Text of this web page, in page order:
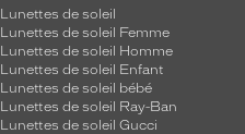
Lunettes de soleil
Lunettes de soleil Femme
Lunettes de soleil Homme
Lunettes de soleil Enfant
Lunettes de soleil bébé
Lunettes de soleil Ray-Ban
Lunettes de soleil Gucci